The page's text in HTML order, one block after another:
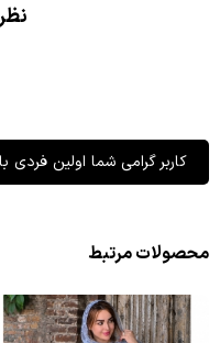
کاربر گرامی شما اولین
محصولات مرتبط